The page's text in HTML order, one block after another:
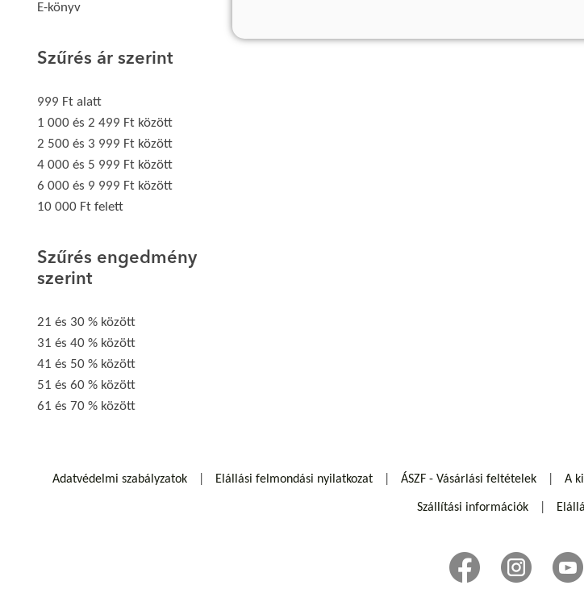
E-könyv
Szűrés ár szerint
999 Ft alatt
1 000 és 2 499 Ft között
2 500 és 3 999 Ft között
4 000 és 5 999 Ft között
6 000 és 9 999 Ft között
10 000 Ft felett
Szűrés engedmény
szerint
21 és 30 % között
31 és 40 % között
41 és 50 % között
51 és 60 % között
61 és 70 % között
Adatvédelmi szabályzatok Elállási felmondási nyilatkozat ÁSZF - Vásárlási feltételek A
Szállítási információk